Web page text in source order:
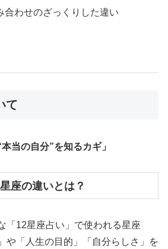
合わせのざっくりした違い
て
当の自分”を知るカギ」
座の違いとは？
「12星座占い」で使われる星座
や「人生の目的」「自分らしさ」を